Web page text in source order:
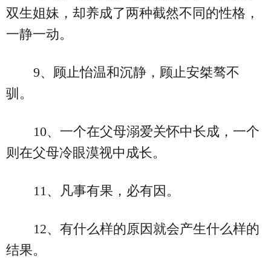
双生姐妹，却养成了两种截然不同的性格，
一静一动。
9、顾止怡温和沉静，顾止安桀骜不
驯。
10、一个在父母溺爱关怀中长成，一个
则在父母冷眼漠视中成长。
11、凡事有果，必有因。
12、有什么样的原因就会产生什么样的
结果。